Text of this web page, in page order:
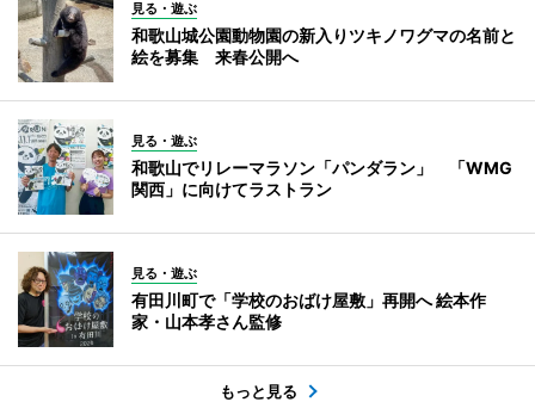
見る・遊ぶ
和歌山城公園動物園の新入りツキノワグマの名前と
絵を募集 来春公開へ
見る・遊ぶ
和歌山でリレーマラソン「パンダラン」 「WMG
関西」に向けてラストラン
見る・遊ぶ
有田川町で「学校のおばけ屋敷」再開へ 絵本作
家・山本孝さん監修
もっと見る